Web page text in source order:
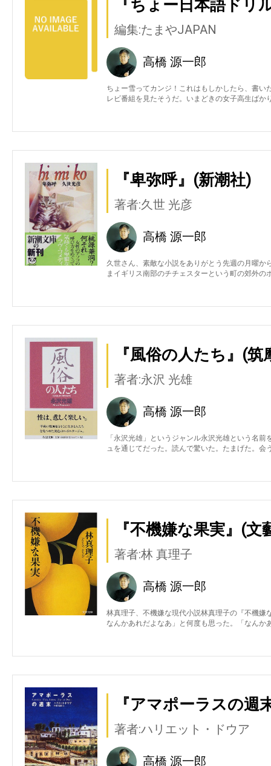
『ちょー日本語ドリ
編集:たまやJAPAN
高橋 源一郎
ちょー雪ってカンジ！これはもしかしたら、書
レビ番組を見たそうだ。いまどきの女子高生ばか
『卑弥呼』(新潮社)
著者:久世 光彦
高橋 源一郎
久世さん、素敵な小説をありがとう先週の月曜
まイギリス南部のチチェスターという町の郊外の
『風俗の人たち』(筑
著者:永沢 光雄
高橋 源一郎
「永沢光雄」というジャンル永沢光雄という名
ュを通じてだった。読んで驚いた。たまげた。会
『不機嫌な果実』(文
著者:林 真理子
高橋 源一郎
林真理子、不機嫌な現代小説林真理子の『不機
なんかあれだよなあ」と何度も思った。「なんか
『アマポーラスの週
著者:ハリエット・ドウア
高橋 源一郎